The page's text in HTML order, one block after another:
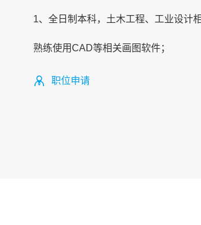
1、全日制本科，土木工程、工业设计
熟练使用CAD等相关画图软件；
职位申请